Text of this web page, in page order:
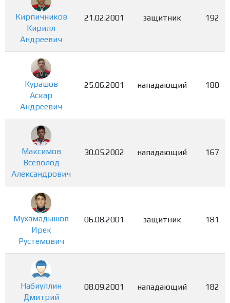
Кирпичников
Кирилл
Андреевич
21.02.2001 защитник 192
Курашов
Аскар
Андреевич
25.06.2001 нападающий 180
Максимов
Всеволод
Александрович
30.05.2002 нападающий 167
Мухамадышов
Ирек
Рустемович
06.08.2001 защитник 181
Набиуллин
Дмитрий
08.09.2001 нападающий 182